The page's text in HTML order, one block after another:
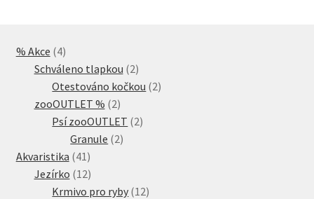
% Akce 44
produkty
Schváleno tlapkou 22
produkty
Otestováno kočkou 22
zooOUTLET % 22
produkty
Psí zooOUTLET 22
Granule 22
Akvaristika 41 41
produktů
Jezírko 1212
produktů
Krmivo pro ryby 1212